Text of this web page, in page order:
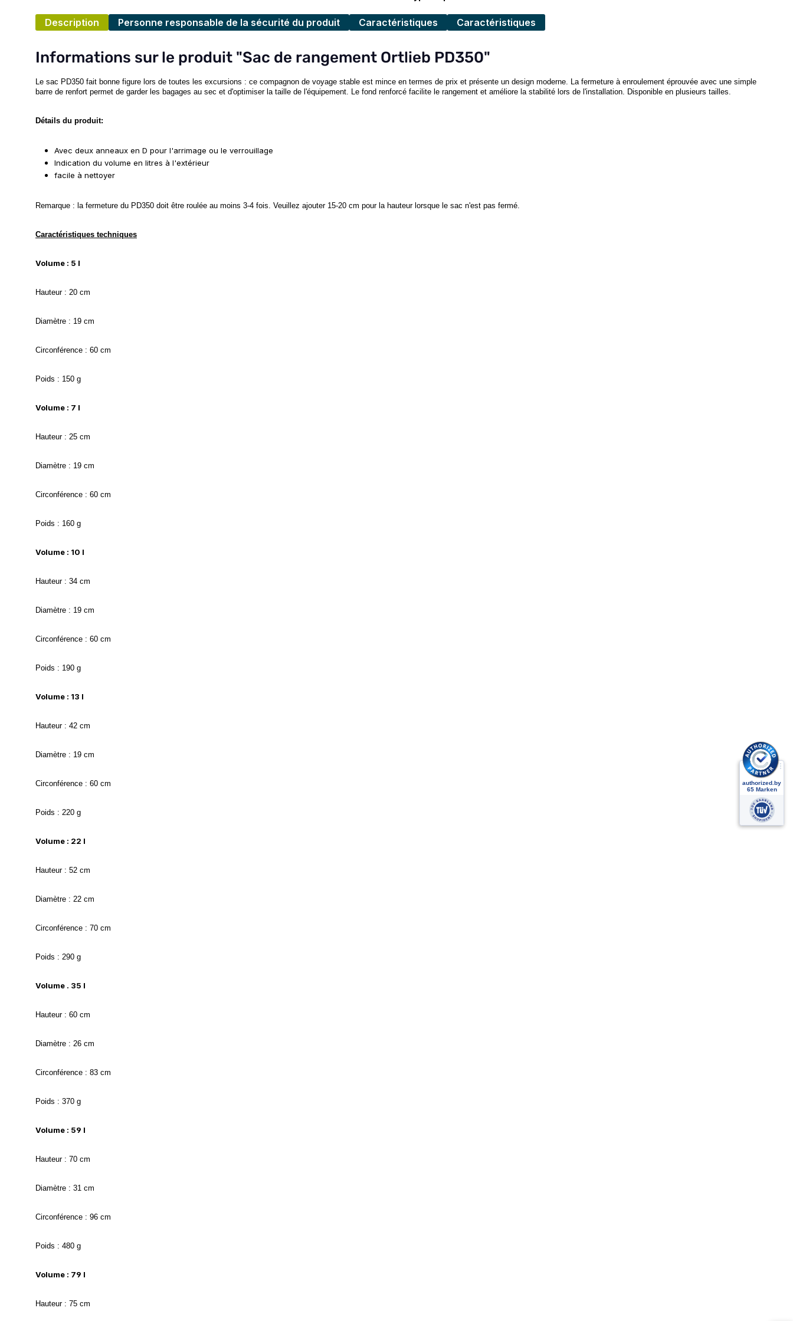
Description Personne responsable de la sécurité du produit Caractéristiques Caractéristiques
Informations sur le produit "Sac de rangement Ortlieb PD350"
Le sac PD350 fait bonne figure lors de toutes les excursions : ce compagnon de voyage stable est mince en termes de prix et présente un design moderne. La fermeture à enroulement éprouvée avec une simple
barre de renfort permet de garder les bagages au sec et d'optimiser la taille de l'équipement. Le fond renforcé facilite le rangement et améliore la stabilité lors de l'installation. Disponible en plusieurs tailles.
Détails du produit:
Avec deux anneaux en D pour l'arrimage ou le verrouillage
Indication du volume en litres à l'extérieur
facile à nettoyer
Remarque : la fermeture du PD350 doit être roulée au moins 3-4 fois. Veuillez ajouter 15-20 cm pour la hauteur lorsque le sac n'est pas fermé.
Caractéristiques techniques
Volume : 5 l
Hauteur : 20 cm
Diamètre : 19 cm
Circonférence : 60 cm
Poids : 150 g
Volume : 7 l
Hauteur : 25 cm
Diamètre : 19 cm
Circonférence : 60 cm
Poids : 160 g
Volume : 10 l
Hauteur : 34 cm
Diamètre : 19 cm
Circonférence : 60 cm
Poids : 190 g
Volume : 13 l
Hauteur : 42 cm
Diamètre : 19 cm
Circonférence : 60 cm
Poids : 220 g
Volume : 22 l
Hauteur : 52 cm
Diamètre : 22 cm
Circonférence : 70 cm
Poids : 290 g
Volume . 35 l
Hauteur : 60 cm
Diamètre : 26 cm
Circonférence : 83 cm
Poids : 370 g
Volume : 59 l
Hauteur : 70 cm
Diamètre : 31 cm
Circonférence : 96 cm
Poids : 480 g
Volume : 79 l
Hauteur : 75 cm